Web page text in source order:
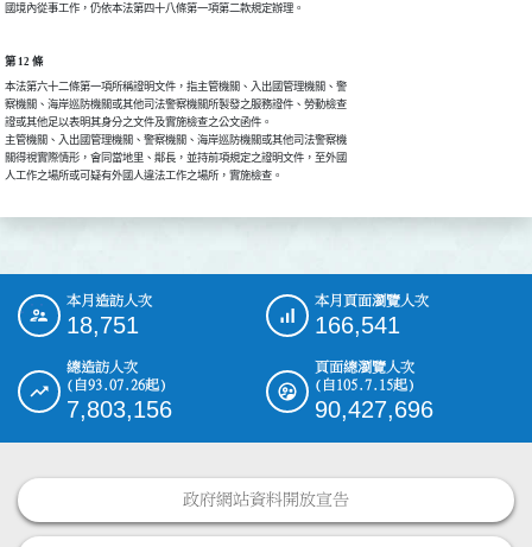
國境內從事工作，仍依本法第四十八條第一項第二款規定辦理。
第 12 條
本法第六十二條第一項所稱證明文件，指主管機關、入出國管理機關、警
察機關、海岸巡防機關或其他司法警察機關所製發之服務證件、勞動檢查
證或其他足以表明其身分之文件及實施檢查之公文函件。
主管機關、入出國管理機關、警察機關、海岸巡防機關或其他司法警察機
關得視實際情形，會同當地里、鄰長，並持前項規定之證明文件，至外國
人工作之場所或可疑有外國人違法工作之場所，實施檢查。
::: 本月造訪人次
18,751
本月頁面瀏覽人次
166,541
總造訪人次
(自93.07.26起)
7,803,156
頁面總瀏覽人次
(自105.7.15起)
90,427,696
政府網站資料開放宣告